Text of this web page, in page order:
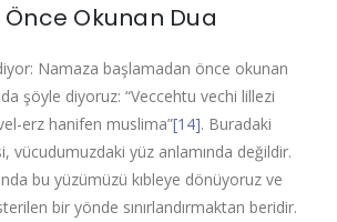
Okunan Dua
Namaza başlamadan önce okunan
şöyle diyoruz: “Veccehtu vechi lillezi
erz hanifen muslima”[14]. Buradaki
vücudumuzdaki yüz anlamında değildir.
bu yüzümüzü kıbleye dönüyoruz ve
bir yönde sınırlandırmaktan beridir.